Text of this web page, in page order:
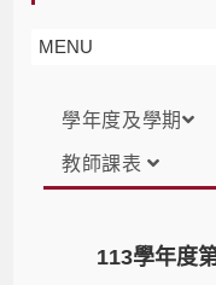
MENU
學年度及學期
教師課表
113學年度